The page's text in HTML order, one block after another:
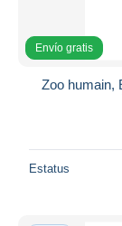
Envío gratis
Zoo humain,
Estatus